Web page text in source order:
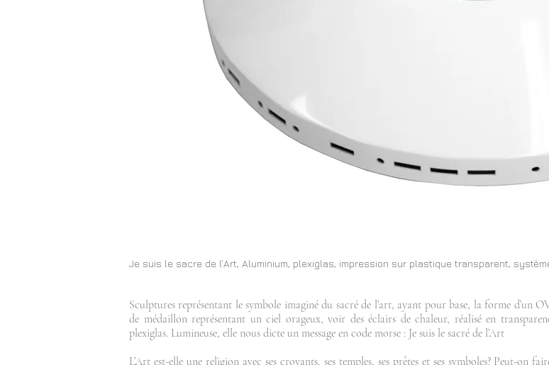
Je suis le sacre de l’Art, Aluminium, plexiglas, impression sur plastique transparent,
Sculptures représentant le symbole imaginé du sacré de l’art, ayant pour base, la forme d’un
de médaillon représentant un ciel orageux, voir des éclairs de chaleur, réalisé en
plexiglas. Lumineuse, elle nous dicte un message en code morse : Je suis le sacré de l’Art
L’Art est-elle une religion avec ses croyants, ses temples, ses prêtes et ses symboles? Peut-on